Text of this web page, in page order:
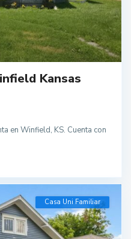
Kansas
en Winfield, KS. Cuenta con
Casa Uni Familiar